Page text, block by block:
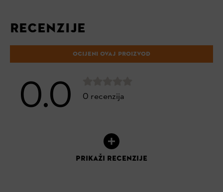
RECENZIJE
OCIJENI OVAJ PROIZVOD
0.0 0 recenzija
PRIKAŽI RECENZIJE